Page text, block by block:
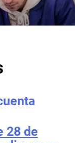
28 de